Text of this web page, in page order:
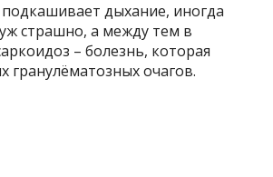
дыхание, иногда
страшно, а между тем в
– болезнь, которая
очагов.